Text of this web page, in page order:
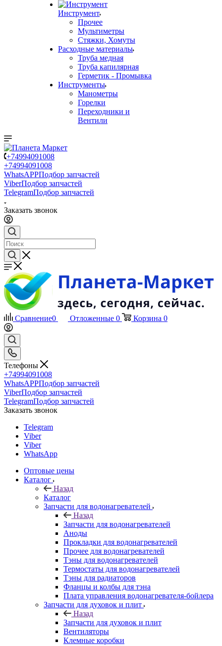
Инструмент
Прочее
Мультиметры
Стяжки, Хомуты
Расходные материалы
Труба медная
Труба капилярная
Герметик - Промывка
Инструменты
Манометры
Горелки
Переходники и
Вентили
+74994091008
+74994091008
WhatsAPPПодбор запчастей
ViberПодбор запчастей
TelegramПодбор запчастей
Заказать звонок
Сравнение0 Отложенные 0 Корзина 0
Телефоны
+74994091008
WhatsAPPПодбор запчастей
ViberПодбор запчастей
TelegramПодбор запчастей
Заказать звонок
Telegram
Viber
Viber
WhatsApp
Оптовые цены
Каталог
Назад
Каталог
Запчасти для водонагревателей
Назад
Запчасти для водонагревателей
Аноды
Прокладки для водонагревателей
Прочее для водонагревателей
Тэны для водонагревателей
Термостаты для водонагревателей
Тэны для радиаторов
Фланцы и колбы для тэна
Плата управления водонагревателя-бойлера
Запчасти для духовок и плит
Назад
Запчасти для духовок и плит
Вентиляторы
Клемные коробки